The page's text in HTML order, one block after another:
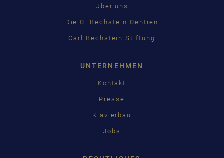
Über uns
Die C. Bechstein Centren
Carl Bechstein Stiftung
UNTERNEHMEN
Kontakt
Presse
Klavierbau
Jobs